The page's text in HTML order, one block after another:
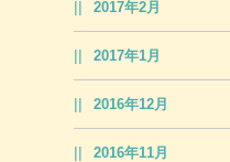
2017年2月
2017年1月
2016年12月
2016年11月